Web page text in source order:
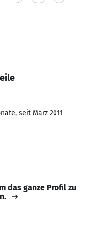
seit März 2011
das ganze Profil zu